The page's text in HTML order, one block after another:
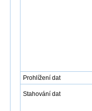
Prohlížení dat
Stahování dat